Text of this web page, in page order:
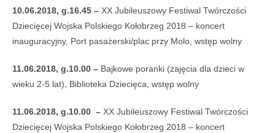
10.06.2018, g.16.45 – XX Jubileuszowy Festiwal Twórczości
Dziecięcej Wojska Polskiego Kołobrzeg 2018 – koncert
inauguracyjny, Port pasażerski/plac przy Molo, wstęp wolny
11.06.2018, g.10.00 – Bajkowe poranki (zajęcia dla dzieci w
wieku 2-5 lat), Biblioteka Dziecięca, wstęp wolny
11.06.2018, g.10.00 – XX Jubileuszowy Festiwal Twórczości
Dziecięcej Wojska Polskiego Kołobrzeg 2018 – koncert